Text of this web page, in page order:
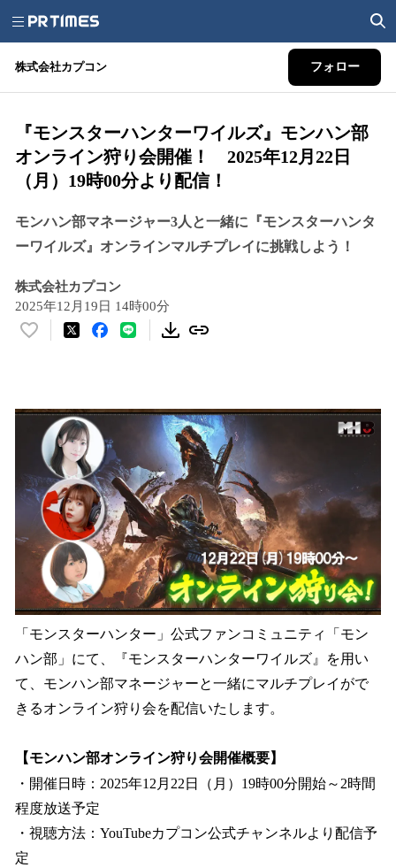
株式会社カプコン フォロー
『モンスターハンターワイルズ』モンハン部
オンライン狩り会開催！ 2025年12月22日
（月）19時00分より配信！
モンハン部マネージャー3人と一緒に『モンスターハンタ
ーワイルズ』オンラインマルチプレイに挑戦しよう！
株式会社カプコン
2025年12月19日 14時00分
い
数
読
込
み
中
で
す
「モンスターハンター」公式ファンコミュニティ「モン
ハン部」にて、『モンスターハンターワイルズ』を用い
て、モンハン部マネージャーと一緒にマルチプレイがで
きるオンライン狩り会を配信いたします。
【モンハン部オンライン狩り会開催概要】
・開催日時：2025年12月22日（月）19時00分開始～2時間
程度放送予定
・視聴方法：YouTubeカプコン公式チャンネルより配信予
定